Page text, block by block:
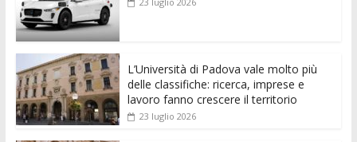
o
o
k p er
L’Università di Padova vale molto più
delle classifiche: ricerca, imprese e
lavoro fanno crescere il territorio
23 luglio 2026